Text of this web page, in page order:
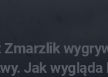
Zmarzlik
Jak